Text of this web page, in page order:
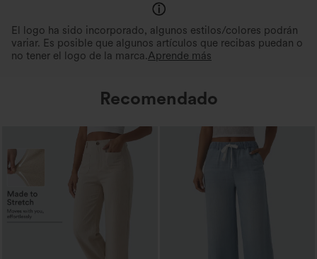
El logo ha sido incorporado, algunos estilos/colores podrán
variar. Es posible que algunos artículos que recibas puedan o
no tener el logo de la marca.Aprende más
Recomendado